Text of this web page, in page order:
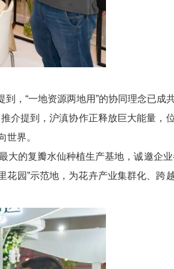
，“一地资源两地用”的协同理念已成
介提到，沪滇协作正释放巨大能量，
世界。
大的复瓣水仙种植生产基地，诚邀企业
园”示范地，为花卉产业集群化、跨